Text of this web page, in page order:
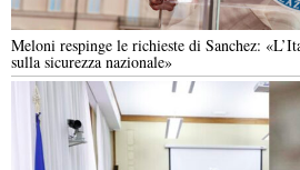
Meloni respinge le richieste di Sanchez:
sulla sicurezza nazionale»